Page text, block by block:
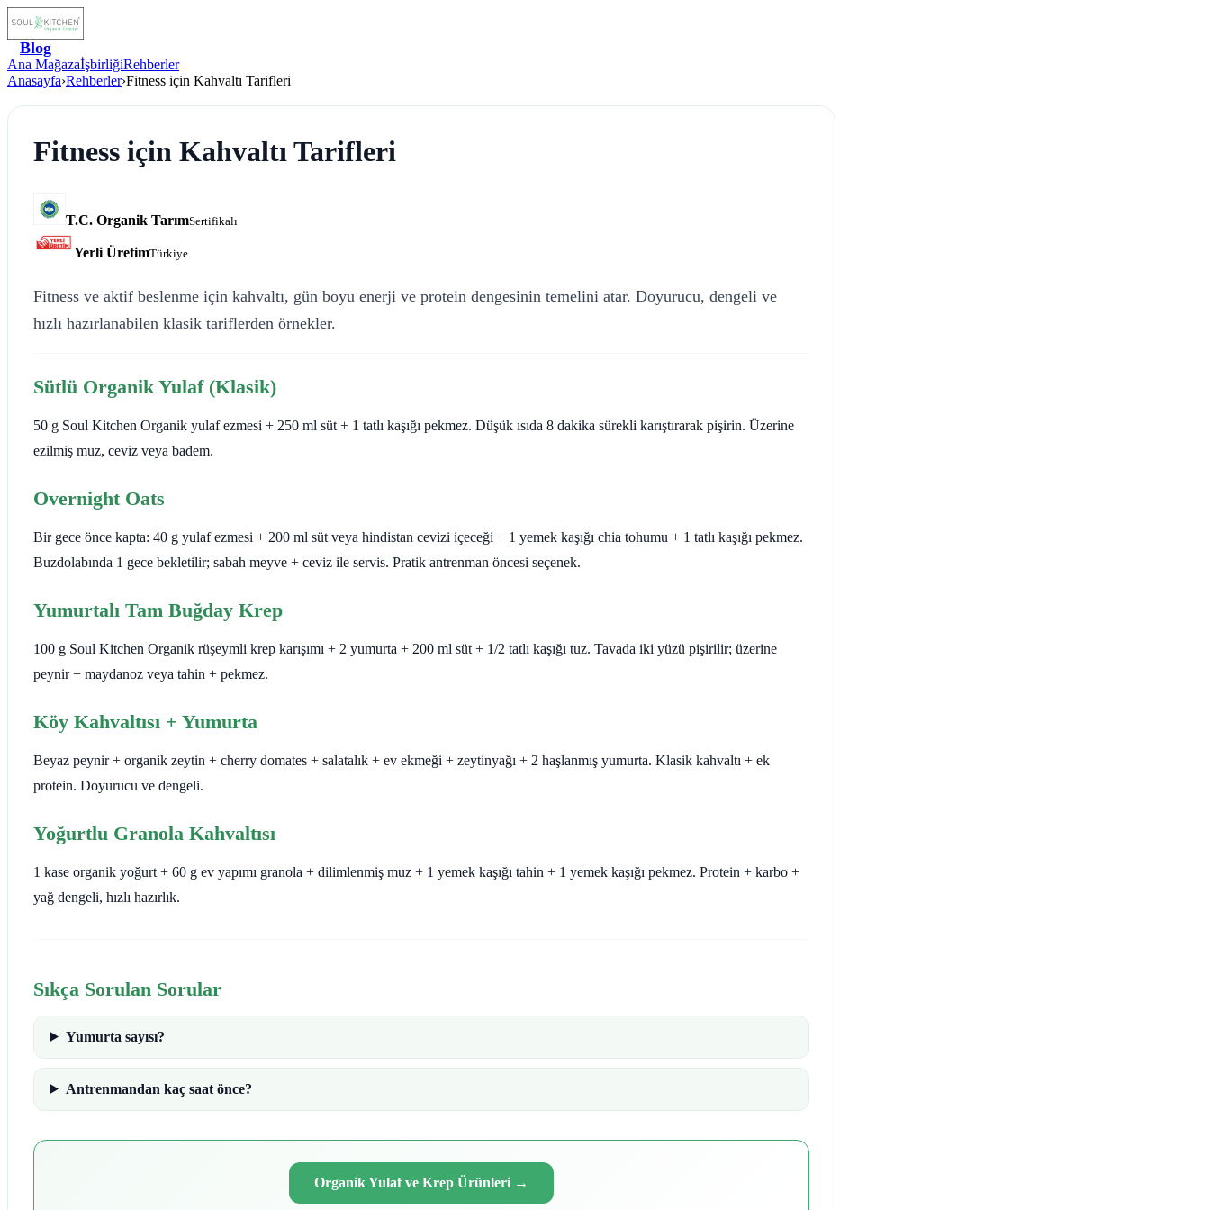
Blog
Ana MağazaİşbirliğiRehberler
Anasayfa›Rehberler›Fitness için Kahvaltı Tarifleri
Fitness için Kahvaltı Tarifleri
T.C. Organik TarımSertifikalı
Yerli ÜretimTürkiye
Fitness ve aktif beslenme için kahvaltı, gün boyu enerji ve protein dengesinin temelini atar. Doyurucu, dengeli ve
hızlı hazırlanabilen klasik tariflerden örnekler.
Sütlü Organik Yulaf (Klasik)
50 g Soul Kitchen Organik yulaf ezmesi + 250 ml süt + 1 tatlı kaşığı pekmez. Düşük ısıda 8 dakika sürekli karıştırarak pişirin. Üzerine
ezilmiş muz, ceviz veya badem.
Overnight Oats
Bir gece önce kapta: 40 g yulaf ezmesi + 200 ml süt veya hindistan cevizi içeceği + 1 yemek kaşığı chia tohumu + 1 tatlı kaşığı pekmez.
Buzdolabında 1 gece bekletilir; sabah meyve + ceviz ile servis. Pratik antrenman öncesi seçenek.
Yumurtalı Tam Buğday Krep
100 g Soul Kitchen Organik rüşeymli krep karışımı + 2 yumurta + 200 ml süt + 1/2 tatlı kaşığı tuz. Tavada iki yüzü pişirilir; üzerine
peynir + maydanoz veya tahin + pekmez.
Köy Kahvaltısı + Yumurta
Beyaz peynir + organik zeytin + cherry domates + salatalık + ev ekmeği + zeytinyağı + 2 haşlanmış yumurta. Klasik kahvaltı + ek
protein. Doyurucu ve dengeli.
Yoğurtlu Granola Kahvaltısı
1 kase organik yoğurt + 60 g ev yapımı granola + dilimlenmiş muz + 1 yemek kaşığı tahin + 1 yemek kaşığı pekmez. Protein + karbo +
yağ dengeli, hızlı hazırlık.
Sıkça Sorulan Sorular
Yumurta sayısı?
Antrenmandan kaç saat önce?
Organik Yulaf ve Krep Ürünleri →